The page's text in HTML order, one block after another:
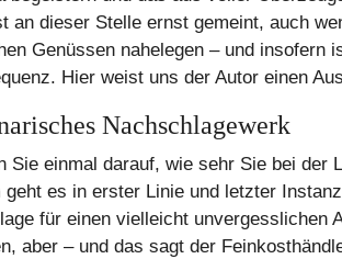
an dieser Stelle ernst gemeint, auch
Genüssen nahelegen – und
Hier weist uns der Autor einen
Nachschlagewerk
Sie einmal darauf, wie sehr Sie bei der
geht es in erster Linie und letzter
für einen vielleicht unvergesslichen
aber – und das sagt der